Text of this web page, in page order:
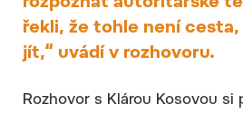
řekli, že tohle není
jít,“ uvádí v rozhovoru.
Rozhovor s Klárou Kosovou si